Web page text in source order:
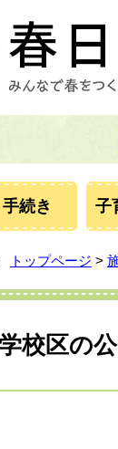
続き 子
トップページ >
校区の